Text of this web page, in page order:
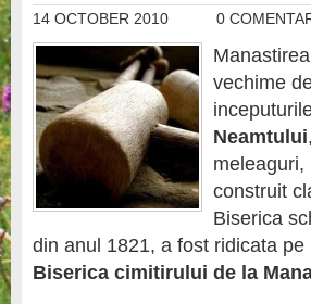
14 OCTOBER 2010 0
vechime
Neamtului
meleaguri,
construit
Biserica
din anul 1821, a fost ridicata
Biserica cimitirului de la